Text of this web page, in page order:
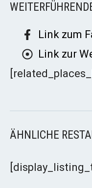
Link zum
Link zur
ÄHNLICHE